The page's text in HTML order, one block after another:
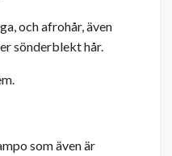
och afrohår, även
sönderblekt hår.
som även är